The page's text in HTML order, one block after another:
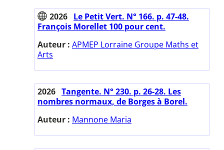
2026 Le Petit Vert. N° 166. p. 47-48.
François Morellet 100 pour cent.
Auteur : APMEP Lorraine Groupe Maths et
Arts
2026 Tangente. N° 230. p. 26-28. Les
nombres normaux, de Borges à Borel.
Auteur : Mannone Maria